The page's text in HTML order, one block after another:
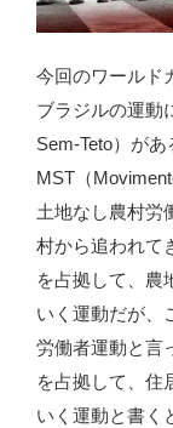
今回のワールド
ブラジルの運動
Sem-Teto）があ
MST（
土地なし農村労
村から追われて
を占拠して、農
いく運動だが、
労働者運動と言
を占拠して、住
いく運動と書く